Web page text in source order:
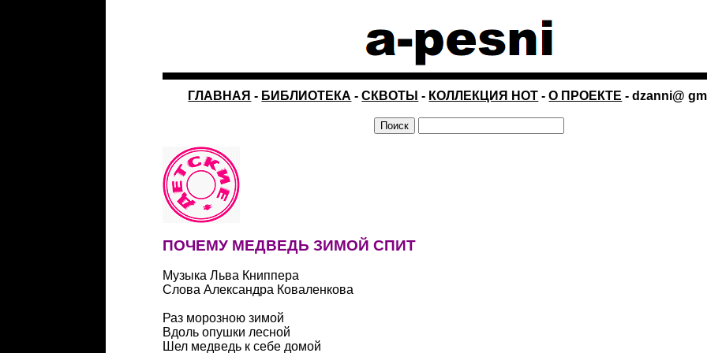
ГЛАВНАЯ - БИБЛИОТЕКА -СКВОТЫ - КОЛЛЕКЦИЯ НОТ -О ПРОЕКТЕ - dzanni@
ПОЧЕМУ МЕДВЕДЬ ЗИМОЙ СПИТ
Музыка Льва Книппера
Слова Александра Коваленкова
Раз морозною зимой
Вдоль опушки лесной
Шел медведь к себе домой